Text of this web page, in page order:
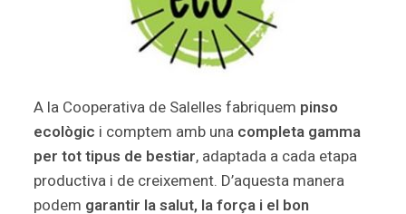
A la Cooperativa de Salelles fabriquem pinso
ecològic i comptem amb una completa gamma
per tot tipus de bestiar, adaptada a cada etapa
productiva i de creixement. D’aquesta manera
podem garantir la salut, la força i el bon